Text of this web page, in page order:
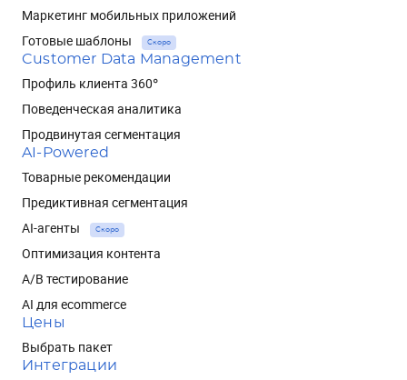
Маркетинг мобильных приложений
Готовые шаблоны
Скоро
Customer Data Management
Профиль клиента 360°
Поведенческая аналитика
Продвинутая сегментация
AI-Powered
Товарные рекомендации
Предиктивная сегментация
AI-агенты
Скоро
Оптимизация контента
A/B тестирование
AI для ecommerce
Цены
Выбрать пакет
Интеграции